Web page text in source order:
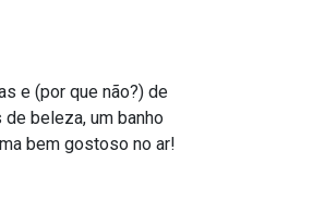
e (por que não?) de
beleza, um banho
bem gostoso no ar!